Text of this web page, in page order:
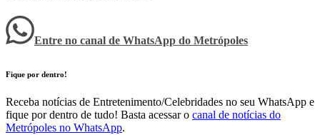
Entre no canal de WhatsApp do Metrópoles
Fique por dentro!
Receba notícias de Entretenimento/Celebridades no seu WhatsApp e
fique por dentro de tudo! Basta acessar o canal de notícias do
Metrópoles no WhatsApp.